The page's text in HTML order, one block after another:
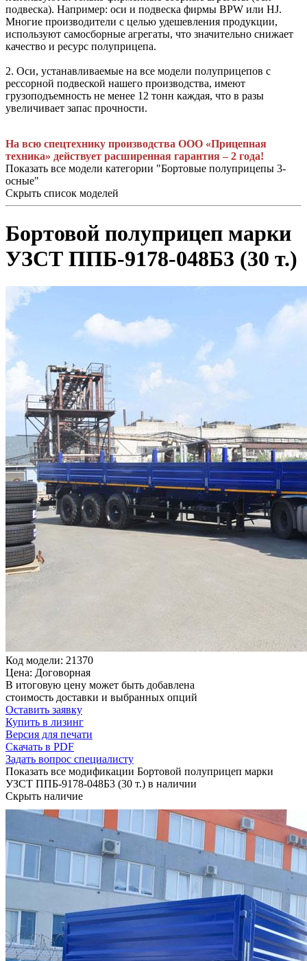
подвеска). Например: оси и подвеска фирмы BPW или HJ.
Многие производители с целью удешевления продукции,
используют самосборные агрегаты, что значительно снижает
качество и ресурс полуприцепа.
2. Оси, устанавливаемые на все модели полуприцепов с
рессорной подвеской нашего производства, имеют
грузоподъемность не менее 12 тонн каждая, что в разы
увеличивает запас прочности.
На всю спецтехнику производства ООО «Прицепная
техника» действует расширенная гарантия – 2 года!
Показать все модели категории "Бортовые полуприцепы 3-
осные"
Скрыть список моделей
Бортовой полуприцеп марки
УЗСТ ППБ-9178-048Б3 (30 т.)
Код модели: 21370
Цена: Договорная
В итоговую цену может быть добавлена
стоимость доставки и выбранных опций
Оставить заявку
Купить в лизинг
Версия для печати
Скачать в PDF
Задать вопрос специалисту
Показать все модификации Бортовой полуприцеп марки
УЗСТ ППБ-9178-048Б3 (30 т.) в наличии
Скрыть наличие